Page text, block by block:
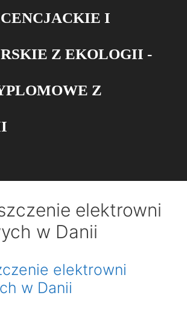
I
Z EKOLOGII -
Z
elektrowni
w Danii
elektrowni
w Danii